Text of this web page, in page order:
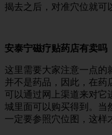
揭去之后，对准穴位就可
安泰宁磁疗贴药店有卖吗
这里需要大家注意一点的
并不是药品，因此，在药
可以通过网上渠道来对它
城里面可以购买得到。当
一定要参照穴位图，这样